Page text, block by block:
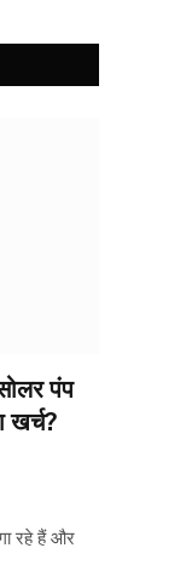
पंप
खर्च?
रहे हैं और